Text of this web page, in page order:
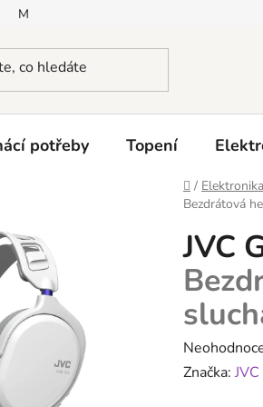
Moje objednávka
potřeby Topení
Domů
/ Elektronika
Bezdrátová
JVC
Průměrné
hodnocení
Značka: JVC